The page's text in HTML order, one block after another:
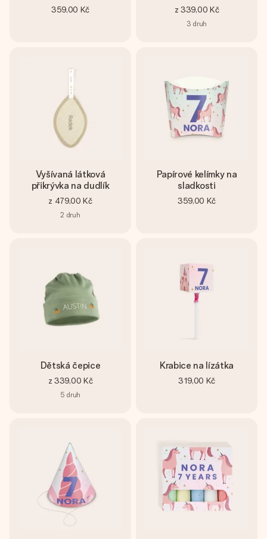
359,00 Kč z 339,00 Kč
3 druh
Vyšívaná látková
přikrývka na dudlík
z 479,00 Kč
2 druh
Papírové kelímky na
sladkosti
359,00 Kč
Dětská čepice
z 339,00 Kč
5 druh
Krabice na lízátka
319,00 Kč